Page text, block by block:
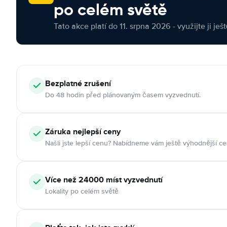
po celém světě
Tato akce platí do 11. srpna 2026 - využijte ji
Bezplatné zrušení
Do 48 hodin před plánovaným časem vyzvednutí.
Záruka nejlepší ceny
Našli jste lepší cenu? Nabídneme vám ještě výhodnější
Více než 24000 míst vyzvednutí
Lokality po celém světě